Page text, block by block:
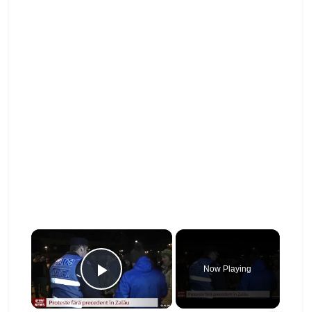
×
Play Video
Now Playing